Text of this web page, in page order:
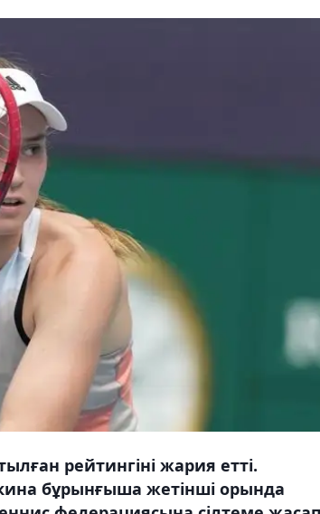
рейтингіні жария етті.
бұрынғыша жетінші орында